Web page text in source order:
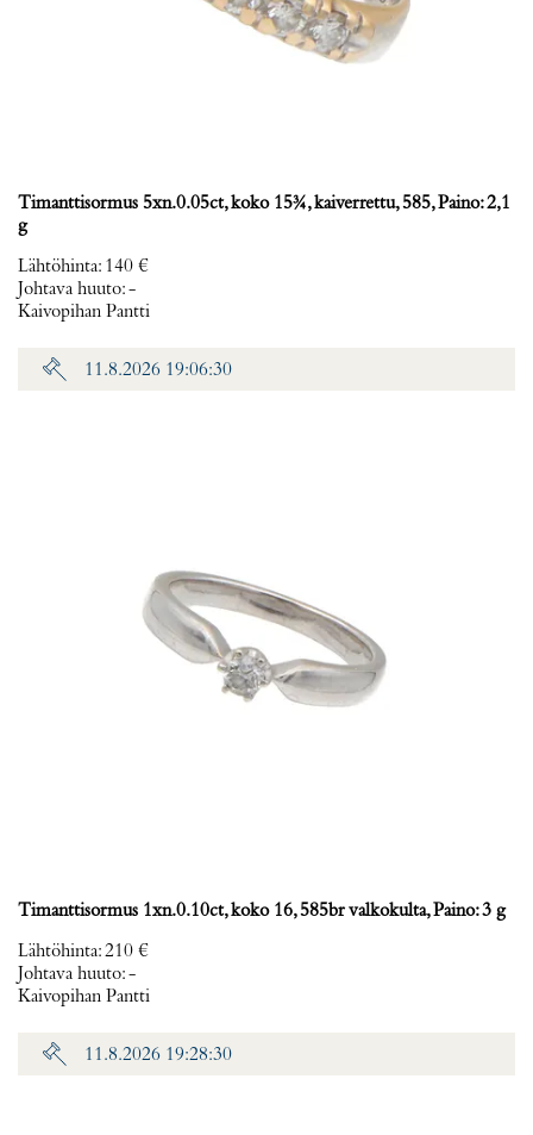
Timanttisormus 5xn.0.05ct, koko 15¾, kaiverrettu, 585, Paino: 2,1
g
Lähtöhinta: 140 €
Johtava huuto:-
Kaivopihan Pantti
11.8.2026 19:06:30
Timanttisormus 1xn.0.10ct, koko 16, 585br valkokulta, Paino: 3 g
Lähtöhinta:210 €
Johtava huuto:-
Kaivopihan Pantti
11.8.2026 19:28:30